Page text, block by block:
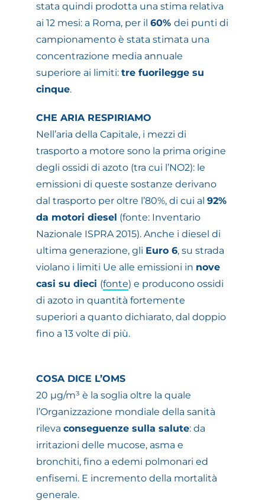
stata quindi prodotta una stima relativa
ai 12 mesi: a Roma, per il60%dei punti di
campionamento è stata stimata una
concentrazione media annuale
superiore ai limiti:tre fuorilegge su
cinque.
CHE ARIA RESPIRIAMO
Nell’aria della Capitale, i mezzi di
trasporto a motore sono la prima origine
degli ossidi di azoto (tra cui l’NO2): le
emissioni di queste sostanze derivano
dal trasporto per oltre l’80%, di cui al92%
da motori diesel (fonte: Inventario
Nazionale ISPRA 2015). Anche i diesel di
ultima generazione, gli Euro 6, su strada
violano i limiti Ue alle emissioni in nove
casi su dieci (fonte) e producono ossidi
di azoto in quantità fortemente
superiori a quanto dichiarato, dal doppio
fino a 13 volte di più.
COSA DICE L’OMS
20 µg/m³ è la soglia oltre la quale
l’Organizzazione mondiale della sanità
rilevaconseguenze sulla salute: da
irritazioni delle mucose, asma e
bronchiti, fino a edemi polmonari ed
enfisemi. E incremento della mortalità
generale.